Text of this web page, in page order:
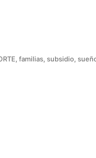
,familias,subsidio,